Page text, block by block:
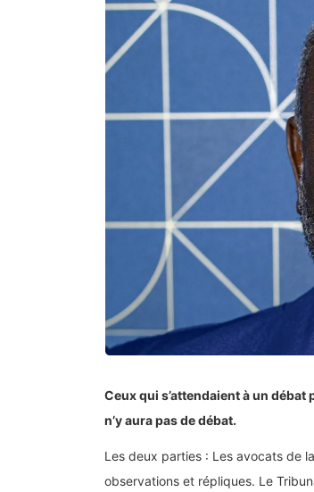
Ceux qui s’attendaient à un
n’y aura pas de débat.
Les deux parties : Les avocats de
observations et répliques. Le